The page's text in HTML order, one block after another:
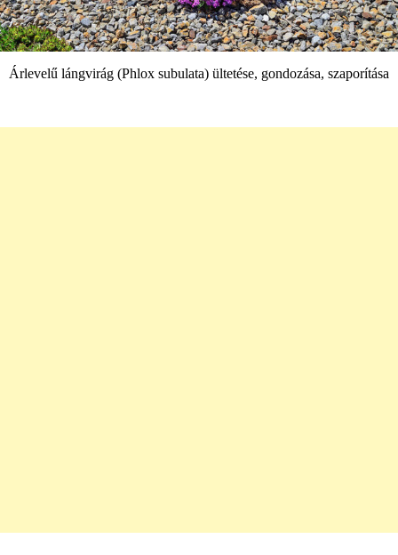
Árlevelű lángvirág (Phlox subulata) ültetése, gondozása, szaporítása